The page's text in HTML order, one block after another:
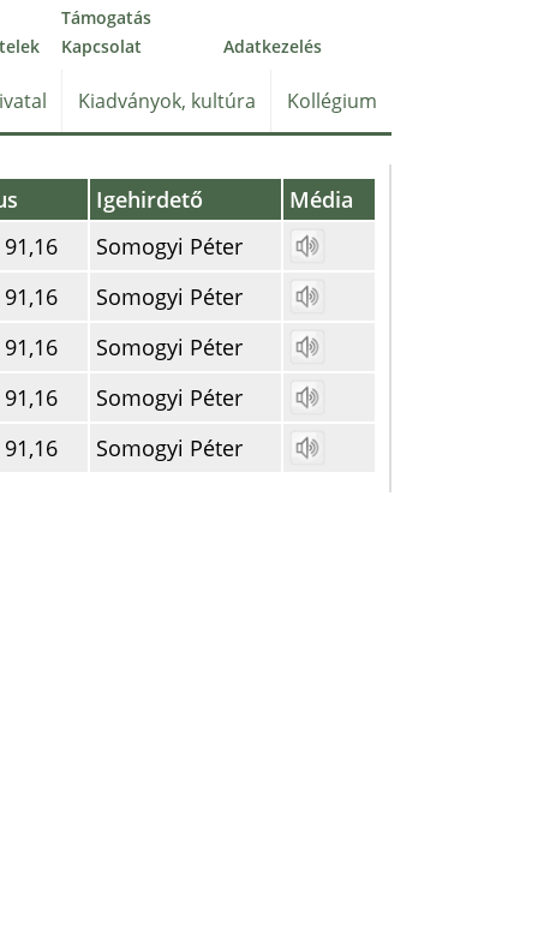
Támogatás
Kapcsolat Adatkezelés
Kiadványok, kultúra Kollégium
Igehirdető
Média
Somogyi Péter
Somogyi Péter
Somogyi Péter
Somogyi Péter
Somogyi Péter